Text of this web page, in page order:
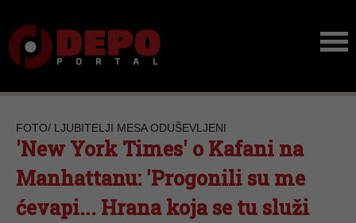
FOTO/ LJUBITELJI MESA ODUŠEVLJENI
'New York Times' o Kafani na
Manhattanu: 'Progonili su me
ćevapi... Hrana koja se tu služi